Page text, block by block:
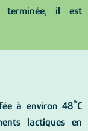
il est
à environ 48°C
lactiques en